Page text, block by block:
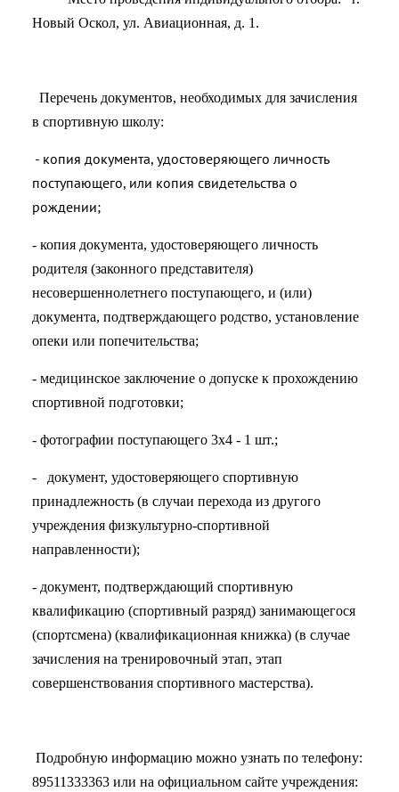
Новый Оскол, ул. Авиационная, д. 1.
Перечень документов, необходимых для зачисления
в спортивную школу:
- копия документа, удостоверяющего личность
поступающего, или копия свидетельства о
рождении;
- копия документа, удостоверяющего личность
родителя (законного представителя)
несовершеннолетнего поступающего, и (или)
документа, подтверждающего родство, установление
опеки или попечительства;
- медицинское заключение о допуске к прохождению
спортивной подготовки;
- фотографии поступающего 3х4 - 1 шт.;
- документ, удостоверяющего спортивную
принадлежность (в случаи перехода из другого
учреждения физкультурно-спортивной
направленности);
- документ, подтверждающий спортивную
квалификацию (спортивный разряд) занимающегося
(спортсмена) (квалификационная книжка) (в случае
зачисления на тренировочный этап, этап
совершенствования спортивного мастерства).
Подробную информацию можно узнать по телефону:
89511333363 или на официальном сайте учреждения: